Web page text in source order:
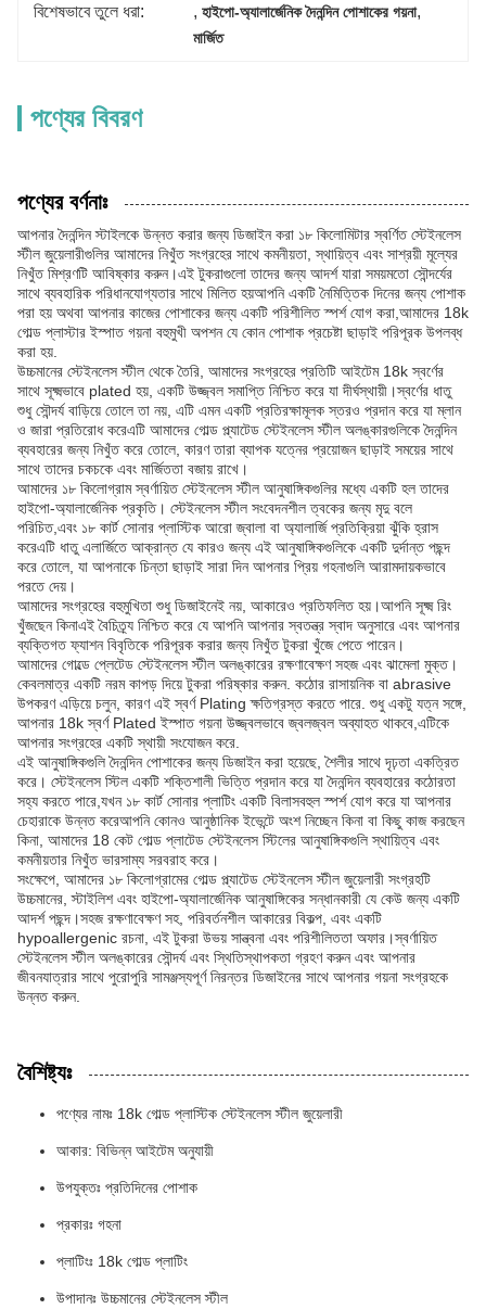
বিশেষভাবে তুলে ধরা: , হাইপো-অ্যালার্জেনিক দৈনন্দিন পোশাকের গয়না,
মার্জিত
পণ্যের বিবরণ
পণ্যের বর্ণনাঃ
আপনার দৈনন্দিন স্টাইলকে উন্নত করার জন্য ডিজাইন করা ১৮ কিলোমিটার স্বর্ণিত স্টেইনলেস
স্টীল জুয়েলারীগুলির আমাদের নিখুঁত সংগ্রহের সাথে কমনীয়তা, স্থায়িত্ব এবং সাশ্রয়ী মূল্যের
নিখুঁত মিশ্রণটি আবিষ্কার করুন।এই টুকরাগুলো তাদের জন্য আদর্শ যারা সময়মতো সৌন্দর্যের
সাথে ব্যবহারিক পরিধানযোগ্যতার সাথে মিলিত হয়আপনি একটি নৈমিত্তিক দিনের জন্য পোশাক
পরা হয় অথবা আপনার কাজের পোশাকের জন্য একটি পরিশীলিত স্পর্শ যোগ করা,আমাদের 18k
গোল্ড প্লাস্টার ইস্পাত গয়না বহুমুখী অপশন যে কোন পোশাক প্রচেষ্টা ছাড়াই পরিপূরক উপলব্ধ
করা হয়.
উচ্চমানের স্টেইনলেস স্টীল থেকে তৈরি, আমাদের সংগ্রহের প্রতিটি আইটেম 18k স্বর্ণের
সাথে সূক্ষ্মভাবে plated হয়, একটি উজ্জ্বল সমাপ্তি নিশ্চিত করে যা দীর্ঘস্থায়ী।স্বর্ণের ধাতু
শুধু সৌন্দর্য বাড়িয়ে তোলে তা নয়, এটি এমন একটি প্রতিরক্ষামূলক স্তরও প্রদান করে যা ম্লান
ও জারা প্রতিরোধ করেএটি আমাদের গোল্ড প্ল্যাটেড স্টেইনলেস স্টীল অলঙ্কারগুলিকে দৈনন্দিন
ব্যবহারের জন্য নিখুঁত করে তোলে, কারণ তারা ব্যাপক যত্নের প্রয়োজন ছাড়াই সময়ের সাথে
সাথে তাদের চকচকে এবং মার্জিততা বজায় রাখে।
আমাদের ১৮ কিলোগ্রাম স্বর্ণায়িত স্টেইনলেস স্টীল আনুষাঙ্গিকগুলির মধ্যে একটি হল তাদের
হাইপো-অ্যালার্জেনিক প্রকৃতি। স্টেইনলেস স্টীল সংবেদনশীল ত্বকের জন্য মৃদু বলে
পরিচিত,এবং ১৮ কার্ট সোনার প্লাস্টিক আরো জ্বালা বা অ্যালার্জি প্রতিক্রিয়া ঝুঁকি হ্রাস
করেএটি ধাতু এলার্জিতে আক্রান্ত যে কারও জন্য এই আনুষাঙ্গিকগুলিকে একটি দুর্দান্ত পছন্দ
করে তোলে, যা আপনাকে চিন্তা ছাড়াই সারা দিন আপনার প্রিয় গহনাগুলি আরামদায়কভাবে
পরতে দেয়।
আমাদের সংগ্রহের বহুমুখিতা শুধু ডিজাইনেই নয়, আকারেও প্রতিফলিত হয়।আপনি সূক্ষ্ম রিং
খুঁজছেন কিনাএই বৈচিত্র্য নিশ্চিত করে যে আপনি আপনার স্বতন্ত্র স্বাদ অনুসারে এবং আপনার
ব্যক্তিগত ফ্যাশন বিবৃতিকে পরিপূরক করার জন্য নিখুঁত টুকরা খুঁজে পেতে পারেন।
আমাদের গোল্ডে প্লেটেড স্টেইনলেস স্টীল অলঙ্কারের রক্ষণাবেক্ষণ সহজ এবং ঝামেলা মুক্ত।
কেবলমাত্র একটি নরম কাপড় দিয়ে টুকরা পরিষ্কার করুন. কঠোর রাসায়নিক বা abrasive
উপকরণ এড়িয়ে চলুন, কারণ এই স্বর্ণ Plating ক্ষতিগ্রস্ত করতে পারে. শুধু একটু যত্ন সঙ্গে,
আপনার 18k স্বর্ণ Plated ইস্পাত গয়না উজ্জ্বলভাবে জ্বলজ্বল অব্যাহত থাকবে,এটিকে
আপনার সংগ্রহের একটি স্থায়ী সংযোজন করে.
এই আনুষাঙ্গিকগুলি দৈনন্দিন পোশাকের জন্য ডিজাইন করা হয়েছে, শৈলীর সাথে দৃঢ়তা একত্রিত
করে। স্টেইনলেস স্টিল একটি শক্তিশালী ভিত্তি প্রদান করে যা দৈনন্দিন ব্যবহারের কঠোরতা
সহ্য করতে পারে,যখন ১৮ কার্ট সোনার প্লাটিং একটি বিলাসবহুল স্পর্শ যোগ করে যা আপনার
চেহারাকে উন্নত করেআপনি কোনও আনুষ্ঠানিক ইভেন্টে অংশ নিচ্ছেন কিনা বা কিছু কাজ করছেন
কিনা, আমাদের 18 কেট গোল্ড প্লাটেড স্টেইনলেস স্টিলের আনুষাঙ্গিকগুলি স্থায়িত্ব এবং
কমনীয়তার নিখুঁত ভারসাম্য সরবরাহ করে।
সংক্ষেপে, আমাদের ১৮ কিলোগ্রামের গোল্ড প্ল্যাটেড স্টেইনলেস স্টীল জুয়েলারী সংগ্রহটি
উচ্চমানের, স্টাইলিশ এবং হাইপো-অ্যালার্জেনিক আনুষাঙ্গিকের সন্ধানকারী যে কেউ জন্য একটি
আদর্শ পছন্দ।সহজ রক্ষণাবেক্ষণ সহ, পরিবর্তনশীল আকারের বিকল্প, এবং একটি
hypoallergenic রচনা, এই টুকরা উভয় সান্ত্বনা এবং পরিশীলিততা অফার।স্বর্ণায়িত
স্টেইনলেস স্টীল অলঙ্কারের সৌন্দর্য এবং স্থিতিস্থাপকতা গ্রহণ করুন এবং আপনার
জীবনযাত্রার সাথে পুরোপুরি সামঞ্জস্যপূর্ণ নিরন্তর ডিজাইনের সাথে আপনার গয়না সংগ্রহকে
উন্নত করুন.
বৈশিষ্ট্যঃ
পণ্যের নামঃ 18k গোল্ড প্লাস্টিক স্টেইনলেস স্টীল জুয়েলারী
আকার: বিভিন্ন আইটেম অনুযায়ী
উপযুক্তঃ প্রতিদিনের পোশাক
প্রকারঃ গহনা
প্লাটিংঃ 18k গোল্ড প্লাটিং
উপাদানঃ উচ্চমানের স্টেইনলেস স্টীল